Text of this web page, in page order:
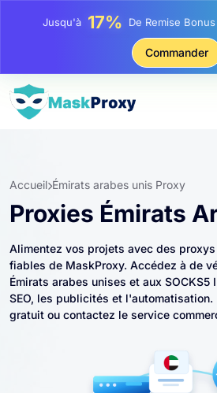
Jusqu'à25%Remise Sur Les
Remise Sur Les
Commander
Accueil Émirats arabes unis Proxy
Proxies Émirats
Alimentez vos projets avec des
fiables de MaskProxy. Accédez à de
Émirats arabes unises et aux
SEO, les publicités et l'automatisation.
gratuit ou contactez le service